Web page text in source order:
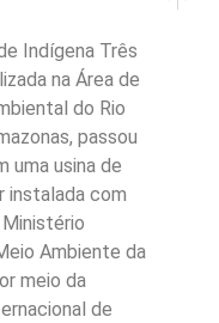
Indígena Três
na Área de
do Rio
passou
uma usina de
instalada com
Ambiente da
meio da
de